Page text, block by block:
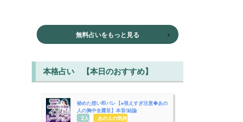
無料占いをもっと見る
本格占い 【本日のおすすめ】
秘めた想い即バレ【※視えすぎ注意◆あの
人の胸中全露呈】本音/結論
2人用 あの人の気持ち